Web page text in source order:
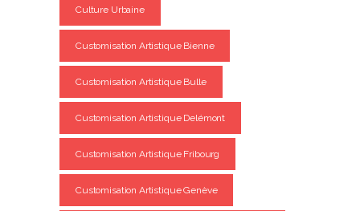
Culture Urbaine
Customisation Artistique Bienne
Customisation Artistique Bulle
Customisation Artistique Delémont
Customisation Artistique Fribourg
Customisation Artistique Genève